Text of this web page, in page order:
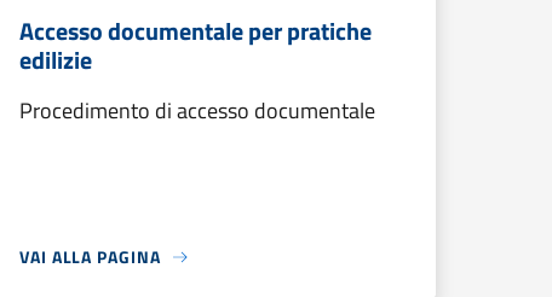
Accesso documentale per pratiche
edilizie
Procedimento di accesso documentale
VAI ALLA PAGINA